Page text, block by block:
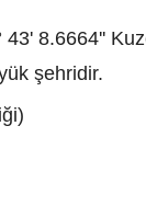
43' 8.6664''
şehridir.